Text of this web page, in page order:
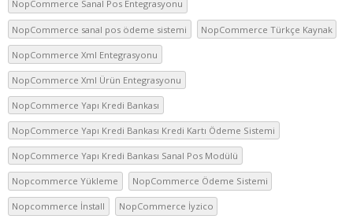
NopCommerce Sanal Pos Entegrasyonu
NopCommerce sanal pos ödeme sistemi NopCommerce Türkçe Kaynak
NopCommerce Xml Entegrasyonu
NopCommerce Xml Ürün Entegrasyonu
NopCommerce Yapı Kredi Bankası
NopCommerce Yapı Kredi Bankası Kredi Kartı Ödeme Sistemi
NopCommerce Yapı Kredi Bankası Sanal Pos Modülü
Nopcommerce Yükleme NopCommerce Ödeme Sistemi
Nopcommerce İnstall NopCommerce İyzico